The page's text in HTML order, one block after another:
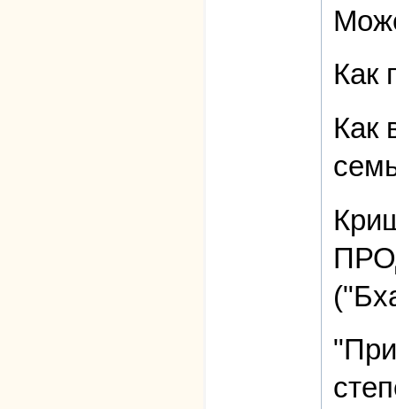
Как
Как